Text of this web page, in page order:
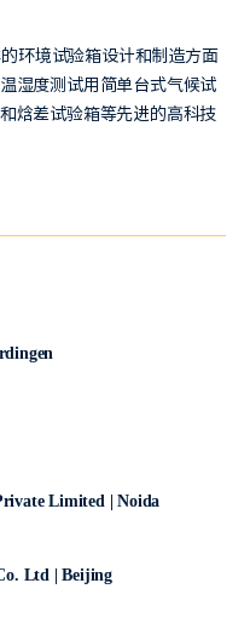
环境试验箱设计和制造方面
湿度测试用简单台式气候试
焓差试验箱等先进的高科技
Limited | Noida
Ltd | Beijing